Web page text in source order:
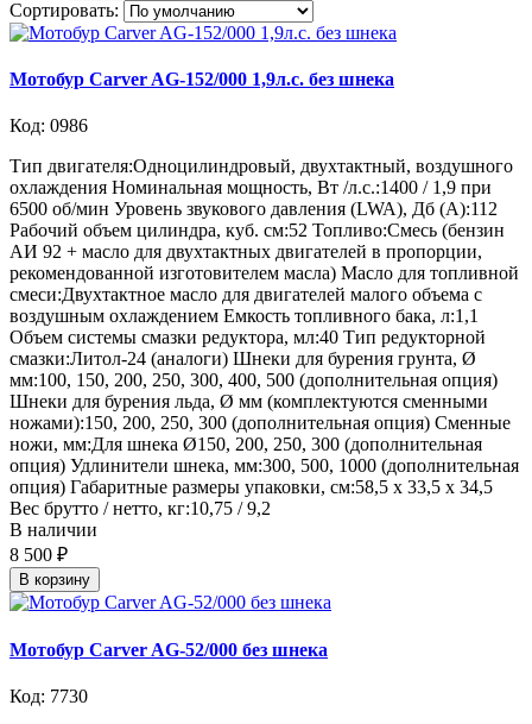
Сортировать:
Мотобур Carver AG-152/000 1,9л.с. без шнека
Код: 0986
Тип двигателя:Одноцилиндровый, двухтактный, воздушного
охлаждения Номинальная мощность, Вт /л.с.:1400 / 1,9 при
6500 об/мин Уровень звукового давления (LWA), Дб (А):112
Рабочий объем цилиндра, куб. см:52 Топливо:Смесь (бензин
АИ 92 + масло для двухтактных двигателей в пропорции,
рекомендованной изготовителем масла) Масло для топливной
смеси:Двухтактное масло для двигателей малого объема с
воздушным охлаждением Емкость топливного бака, л:1,1
Объем системы смазки редуктора, мл:40 Тип редукторной
смазки:Литол-24 (аналоги) Шнеки для бурения грунта, Ø
мм:100, 150, 200, 250, 300, 400, 500 (дополнительная опция)
Шнеки для бурения льда, Ø мм (комплектуются сменными
ножами):150, 200, 250, 300 (дополнительная опция) Сменные
ножи, мм:Для шнека Ø150, 200, 250, 300 (дополнительная
опция) Удлинители шнека, мм:300, 500, 1000 (дополнительная
опция) Габаритные размеры упаковки, см:58,5 х 33,5 х 34,5
Вес брутто / нетто, кг:10,75 / 9,2
В наличии
8 500 ₽
В корзину
Мотобур Carver AG-52/000 без шнека
Код: 7730